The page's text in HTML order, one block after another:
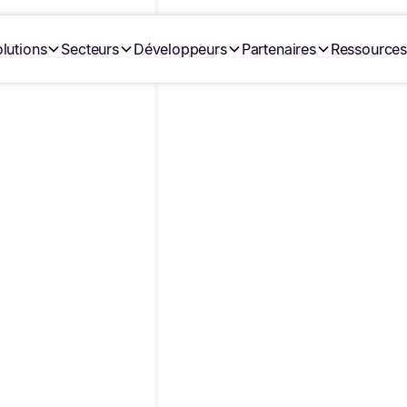
Secteurs Développeurs Partenaires Ressources